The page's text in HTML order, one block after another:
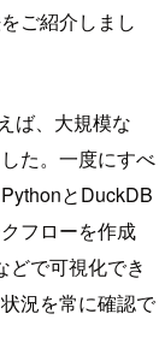
ご紹介しまし
ば、大規模な
た。一度にすべ
とDuckDB
フローを作成
どで可視化でき
況を常に確認で